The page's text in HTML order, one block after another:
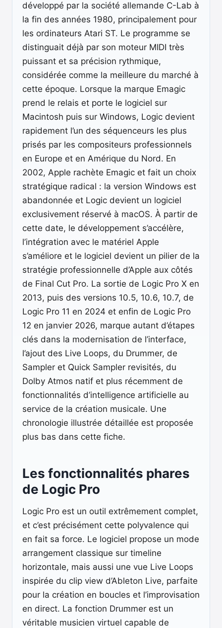
développé par la société allemande C-Lab à
la fin des années 1980, principalement pour
les ordinateurs Atari ST. Le programme se
distinguait déjà par son moteur MIDI très
puissant et sa précision rythmique,
considérée comme la meilleure du marché à
cette époque. Lorsque la marque Emagic
prend le relais et porte le logiciel sur
Macintosh puis sur Windows, Logic devient
rapidement l’un des séquenceurs les plus
prisés par les compositeurs professionnels
en Europe et en Amérique du Nord. En
2002, Apple rachète Emagic et fait un choix
stratégique radical : la version Windows est
abandonnée et Logic devient un logiciel
exclusivement réservé à macOS. À partir de
cette date, le développement s’accélère,
l’intégration avec le matériel Apple
s’améliore et le logiciel devient un pilier de la
stratégie professionnelle d’Apple aux côtés
de Final Cut Pro. La sortie de Logic Pro X en
2013, puis des versions 10.5, 10.6, 10.7, de
Logic Pro 11 en 2024 et enfin de Logic Pro
12 en janvier 2026, marque autant d’étapes
clés dans la modernisation de l’interface,
l’ajout des Live Loops, du Drummer, de
Sampler et Quick Sampler revisités, du
Dolby Atmos natif et plus récemment de
fonctionnalités d’intelligence artificielle au
service de la création musicale. Une
chronologie illustrée détaillée est proposée
plus bas dans cette fiche.
Les fonctionnalités phares
de Logic Pro
Logic Pro est un outil extrêmement complet,
et c’est précisément cette polyvalence qui
en fait sa force. Le logiciel propose un mode
arrangement classique sur timeline
horizontale, mais aussi une vue Live Loops
inspirée du clip view d’Ableton Live, parfaite
pour la création en boucles et l’improvisation
en direct. La fonction Drummer est un
véritable musicien virtuel capable de